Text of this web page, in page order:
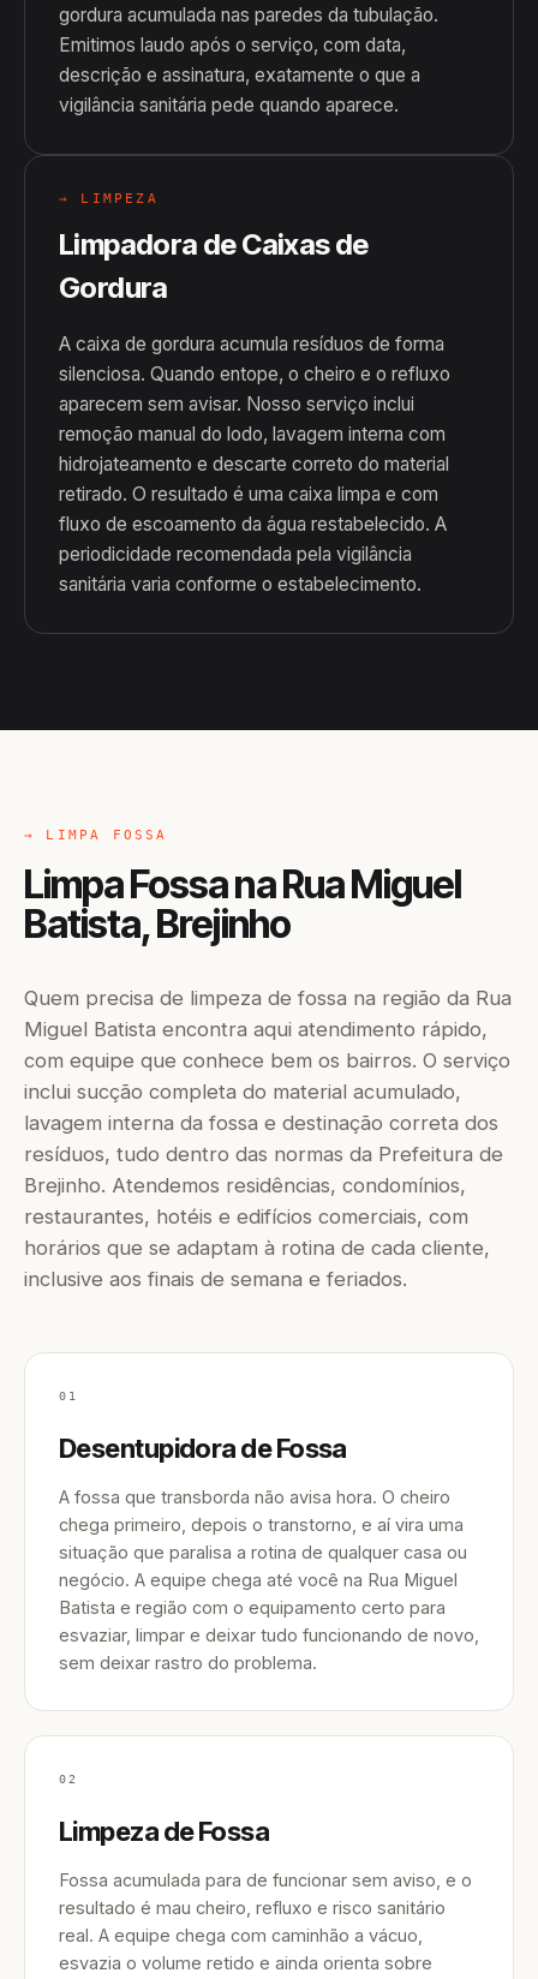
gordura acumulada nas paredes da tubulação.
Emitimos laudo após o serviço, com data,
descrição e assinatura, exatamente o que a
vigilância sanitária pede quando aparece.
→ LIMPEZA
Limpadora de Caixas de
Gordura
A caixa de gordura acumula resíduos de forma
silenciosa. Quando entope, o cheiro e o refluxo
aparecem sem avisar. Nosso serviço inclui
remoção manual do lodo, lavagem interna com
hidrojateamento e descarte correto do material
retirado. O resultado é uma caixa limpa e com
fluxo de escoamento da água restabelecido. A
periodicidade recomendada pela vigilância
sanitária varia conforme o estabelecimento.
→ LIMPA FOSSA
Limpa Fossa na Rua Miguel
Batista, Brejinho
Quem precisa de limpeza de fossa na região da Rua
Miguel Batista encontra aqui atendimento rápido,
com equipe que conhece bem os bairros. O serviço
inclui sucção completa do material acumulado,
lavagem interna da fossa e destinação correta dos
resíduos, tudo dentro das normas da Prefeitura de
Brejinho. Atendemos residências, condomínios,
restaurantes, hotéis e edifícios comerciais, com
horários que se adaptam à rotina de cada cliente,
inclusive aos finais de semana e feriados.
01
Desentupidora de Fossa
A fossa que transborda não avisa hora. O cheiro
chega primeiro, depois o transtorno, e aí vira uma
situação que paralisa a rotina de qualquer casa ou
negócio. A equipe chega até você na Rua Miguel
Batista e região com o equipamento certo para
esvaziar, limpar e deixar tudo funcionando de novo,
sem deixar rastro do problema.
02
Limpeza de Fossa
Fossa acumulada para de funcionar sem aviso, e o
resultado é mau cheiro, refluxo e risco sanitário
real. A equipe chega com caminhão a vácuo,
esvazia o volume retido e ainda orienta sobre